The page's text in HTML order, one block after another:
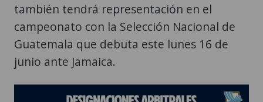
también tendrá representación en el
campeonato con la Selección Nacional de
Guatemala que debuta este lunes 16 de
junio ante Jamaica.